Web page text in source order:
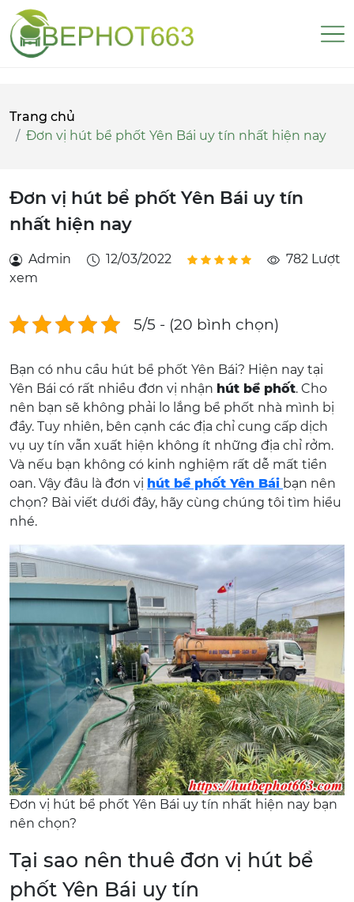
Trang chủ
Đơn vị hút bể phốt Yên Bái uy tín nhất hiện nay
Đơn vị hút bể phốt Yên Bái uy tín
nhất hiện nay
Admin 12/03/2022
782 Lượt
xem
5/5 - (20 bình chọn)
Bạn có nhu cầu hút bể phốt Yên Bái? Hiện nay tại
Yên Bái có rất nhiều đơn vị nhận hút bể phốt. Cho
nên bạn sẽ không phải lo lắng bể phốt nhà mình bị
đầy. Tuy nhiên, bên cạnh các địa chỉ cung cấp dịch
vụ uy tín vẫn xuất hiện không ít những địa chỉ rởm.
Và nếu bạn không có kinh nghiệm rất dễ mất tiền
oan. Vậy đâu là đơn vị hút bể phốt Yên Bái bạn nên
chọn? Bài viết dưới đây, hãy cùng chúng tôi tìm hiểu
nhé.
Đơn vị hút bể phốt Yên Bái uy tín nhất hiện nay bạn
nên chọn?
Tại sao nên thuê đơn vị hút bể
phốt Yên Bái uy tín